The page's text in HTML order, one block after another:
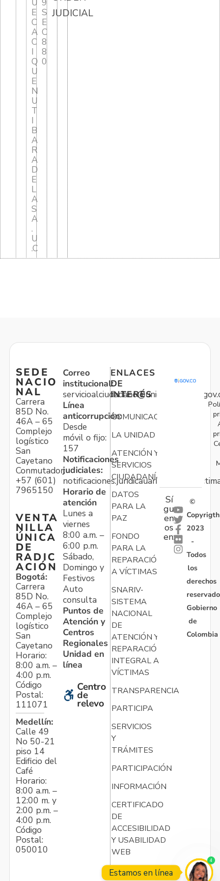
U
E
C
A
C
I
Q
U
E
N
U
T
I
B
A
R
A
D
E
L
A
S
A
.
U
.C
9
S
E
C
8
8
0
JUDICIAL
SEDE
NACIO
NAL
Carrera
85D No.
46A – 65
Complejo
logístico
San
Cayetano
Conmutador:
+57 (601)
7965150
VENTA
NILLA
ÚNICA
DE
RADIC
ACIÓN
Bogotá:
Carrera
85D No.
46A – 65
Complejo
logístico
San
Cayetano
Horario:
8:00 a.m. –
4:00 p.m.
Código
Postal:
111071
Medellín:
Calle 49
No 50-21
piso 14
Edificio del
Café
Horario:
8:00 a.m. –
12:00 m. y
2:00 p.m. –
4:00 p.m.
Código
Postal:
050010
Correo
institucional:
Línea
anticorrupción:
Desde
móvil o fijo:
157
Notificaciones
judiciales:
Horario de
atención
Lunes a
viernes
8:00 a.m. –
6:00 p.m.
Sábado,
Domingo y
Festivos
Auto
consulta
Puntos de
Atención y
Centros
Regionales
Unidad en
línea
Centro
de
relevo
ENLACES
DE
INTERÉS
COMUNICACIONES
LA UNIDAD
ATENCIÓN Y
SERVICIOS
CIUDADANÍA
DATOS
PARA LA
PAZ
FONDO
PARA LA
REPARACIÓN
A VÍCTIMAS
SNARIV-
SISTEMA
NACIONAL
DE
ATENCIÓN Y
REPARACIÓN
INTEGRAL A
VÍCTIMAS
TRANSPARENCIA
PARTICIPA
SERVICIOS
Y
TRÁMITES
PARTICIPACIÓN
INFORMACIÓN
CERTIFICADO
DE
ACCESIBILIDAD
Y USABILIDAD
WEB
Sí
gu
en
os
en:
©
Copyrigth
2023
-
Todos
los
derechos
Gobierno
de
Colombia
Estamos en línea
4